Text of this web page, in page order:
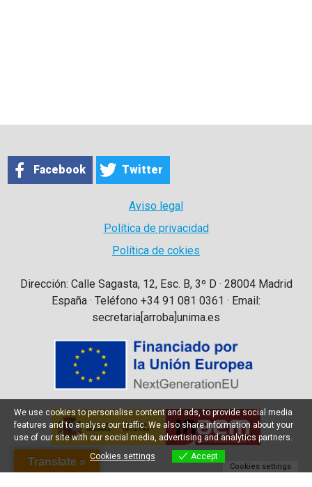
Facebook Twitter
Aviso legal
Política de privacidad
Política de cokies
Dirección: Calle Sagasta, 12, Esc. B, 3º D · 28004 Madrid
España · Teléfono +34 91 081 0361 · Email:
secretaria[arroba]unima.es
Translate »
We use cookies to personalise content and ads, to provide social media
features and to analyse our traffic. We also share information about your
use of our site with our social media, advertising and analytics partners.
Cookies settings
Accept
Cookies settings